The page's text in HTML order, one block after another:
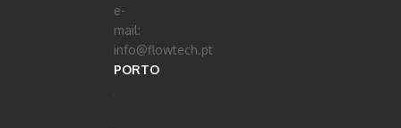
e-
mail:
info@flowtech.pt
PORTO